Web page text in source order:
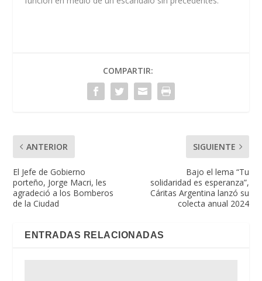
COMPARTIR:
ANTERIOR
El Jefe de Gobierno
porteño, Jorge Macri, les
agradeció a los Bomberos
de la Ciudad
SIGUIENTE
Bajo el lema “Tu
solidaridad es esperanza”,
Cáritas Argentina lanzó su
colecta anual 2024
ENTRADAS RELACIONADAS